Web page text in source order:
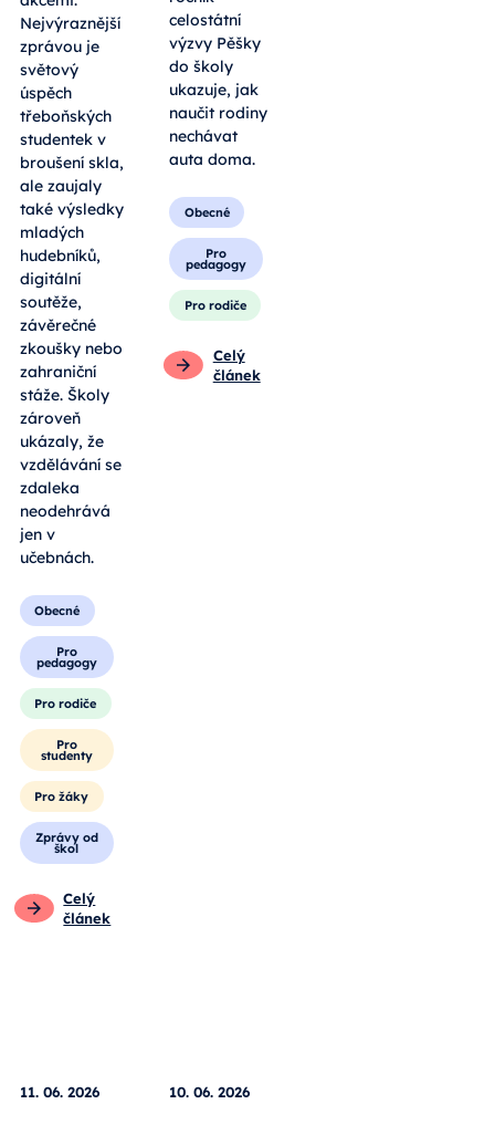
Nejvýraznější
zprávou je
světový
úspěch
třeboňských
studentek v
broušení skla,
ale zaujaly
také výsledky
mladých
hudebníků,
digitální
soutěže,
závěrečné
zkoušky nebo
zahraniční
stáže. Školy
zároveň
ukázaly, že
vzdělávání se
zdaleka
neodehrává
jen v
učebnách.
Obecné
Pro
pedagogy
Pro rodiče
Pro
studenty
Pro žáky
Zprávy od
škol
Celý
článek
celostátní
výzvy Pěšky
do školy
ukazuje, jak
naučit rodiny
nechávat
auta doma.
Obecné
Pro
pedagogy
Pro rodiče
Celý
článek
11. 06. 2026 10. 06. 2026